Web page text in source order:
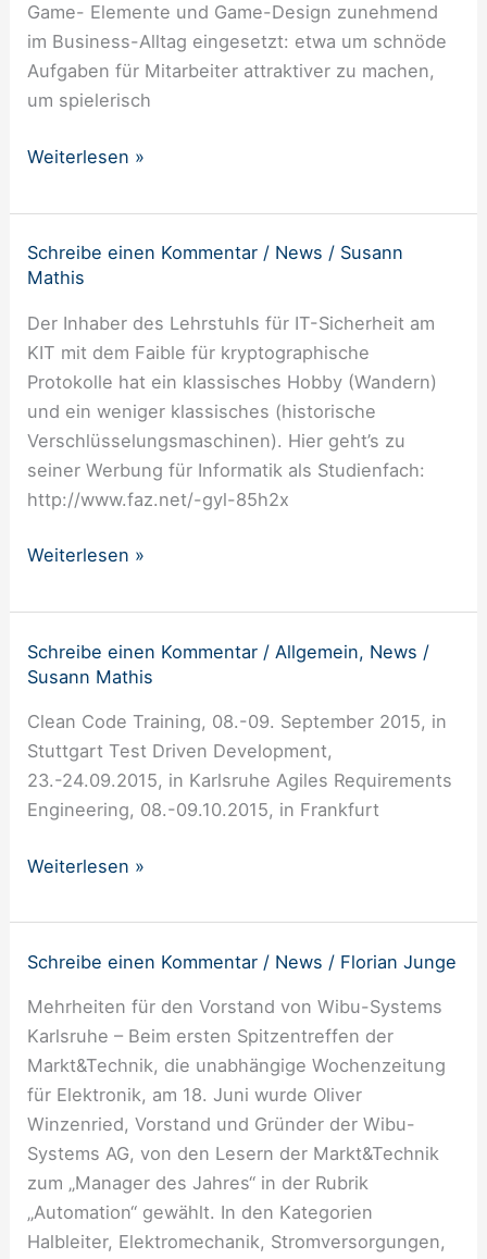
Game- Elemente und Game-Design zunehmend
im Business-Alltag eingesetzt: etwa um schnöde
Aufgaben für Mitarbeiter attraktiver zu machen,
um spielerisch
Symposium
„Business
Play“
Weiterlesen »
Schreibe einen Kommentar / News / Susann
Mathis
Der Inhaber des Lehrstuhls für IT-Sicherheit am
KIT mit dem Faible für kryptographische
Protokolle hat ein klassisches Hobby (Wandern)
und ein weniger klassisches (historische
Verschlüsselungsmaschinen). Hier geht’s zu
seiner Werbung für Informatik als Studienfach:
http://www.faz.net/-gyl-85h2x
Professor
Jörn
Müller-
Quade
im
FAZ
Uni-
Ratgeber
über
Weiterlesen »
Schreibe einen Kommentar / Allgemein, News /
Susann Mathis
Clean Code Training, 08.-09. September 2015, in
Stuttgart Test Driven Development,
23.-24.09.2015, in Karlsruhe Agiles Requirements
Engineering, 08.-09.10.2015, in Frankfurt
Im
Herbst
hat
andrena
einige
(neue)
Trainings
Angebot.
Weiterlesen »
Schreibe einen Kommentar / News / Florian Junge
Mehrheiten für den Vorstand von Wibu-Systems
Karlsruhe – Beim ersten Spitzentreffen der
Markt&Technik, die unabhängige Wochenzeitung
für Elektronik, am 18. Juni wurde Oliver
Winzenried, Vorstand und Gründer der Wibu-
Systems AG, von den Lesern der Markt&Technik
zum „Manager des Jahres“ in der Rubrik
„Automation“ gewählt. In den Kategorien
Halbleiter, Elektromechanik, Stromversorgungen,
Oliver
im
Hauptvorstand
von